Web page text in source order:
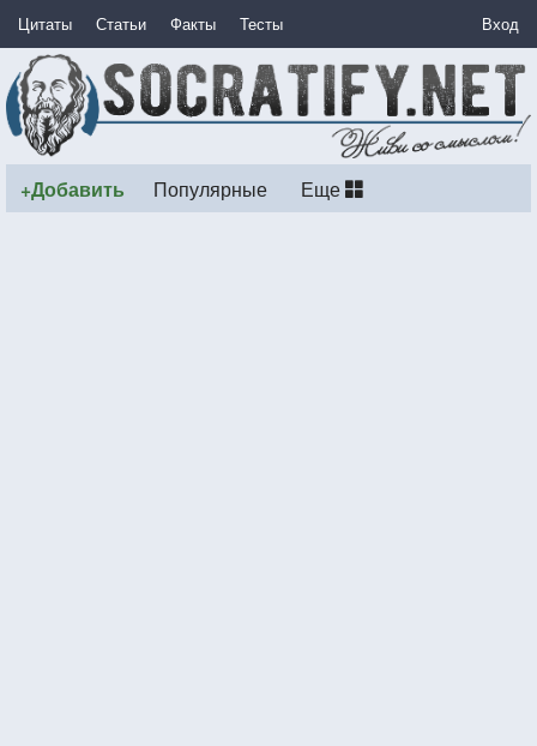
Цитаты Статьи Факты Тесты Вход
+Добавить Популярные Еще